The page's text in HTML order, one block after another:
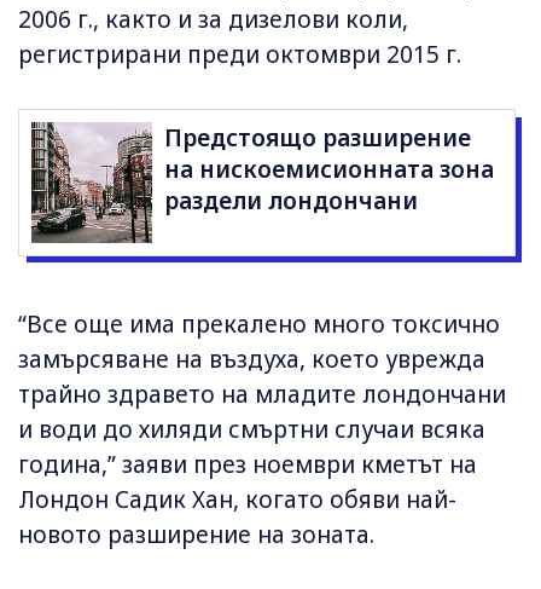
2006 г., както и за дизелови коли,
регистрирани преди октомври 2015 г.
Предстоящо разширение
на нискоемисионната зона
раздели лондончани
“Все още има прекалено много токсично
замърсяване на въздуха, което уврежда
трайно здравето на младите лондончани
и води до хиляди смъртни случаи всяка
година,” заяви през ноември кметът на
Лондон Садик Хан, когато обяви най-
новото разширение на зоната.